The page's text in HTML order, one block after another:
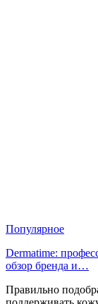
Популярное
Dermatime:
обзор бренда и…
Правильно